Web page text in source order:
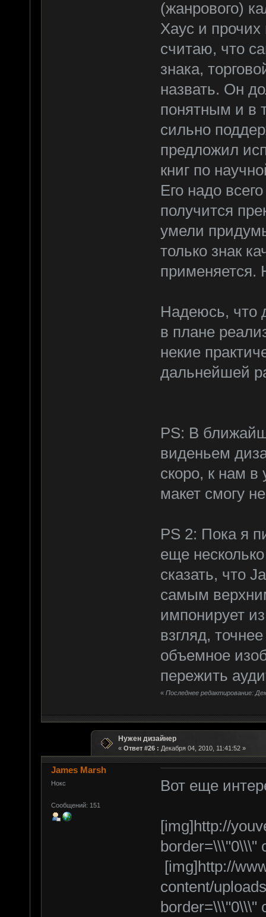
(жанрового)
Хаус и
считаю, что
знака,
назвать. Он
понятным и в
сильно
предложил
книг по
Его надо
получится
умели
только знак
применяется.
Надеюсь, что
в плане
некие
дальнейшей
PS: В
виденьем
скоро, к нам в
макет смогу
PS 2: Пока я
еще
сказать, что
самым
импонирует
взгляд,
объемное
пережить
« Последнее редактирование:
Нужен дизайнер
« Ответ #26 : Декабря 04, 2010, 11:41:52 »
James Marsh
Нокс
Сообщений: 151
Вот еще
[img]http://
border=\\\"0\\\"
[img]http://
content/
border=\\\"0\\\"